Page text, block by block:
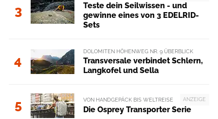
3
Teste dein Seilwissen - und
gewinne eines von 3 EDELRID-
Sets
4
DOLOMITEN HÖHENWEG NR. 9 ÜBERBLICK
Transversale verbindet Schlern,
Langkofel und Sella
5 ANZEIGE
VON HANDGEPÄCK BIS WELTREISE
Die Osprey Transporter Serie